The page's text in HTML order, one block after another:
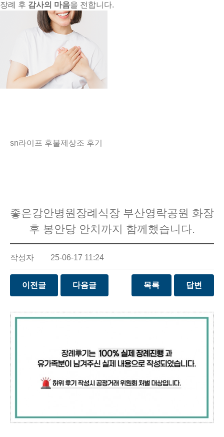
장례 후 감사의 마음을 전합니다.
sn라이프 후불제상조 후기
좋은강안병원장례식장 부산영락공원 화장
후 봉안당 안치까지 함께했습니다.
작성자 25-06-17 11:24
이전글 다음글 목록 답변